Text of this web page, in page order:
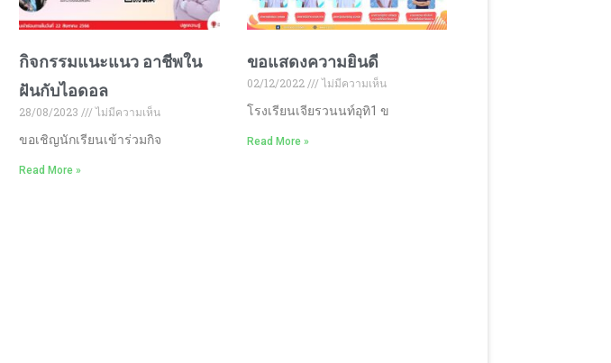
กิจกรรมแนะแนว อาชีพใน
ฝันกับไอดอล
28/08/2023
ไม่มีความเห็น
ขอเชิญนักเรียนเข้าร่วมกิจ
Read More »
ขอแสดงความยินดี
02/12/2022
ไม่มีความเห็น
โรงเรียนเจียรวนนท์อุทิ1 ข
Read More »